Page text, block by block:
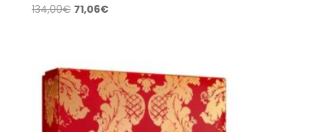
134,00€ El
134,00€.
71,06€El
71,06€.